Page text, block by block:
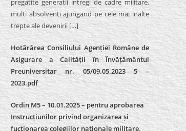
pregatite generatii intregi de cadre militare,
multi absolventi ajungand pe cele mai inalte
trepte ale devenirii […]
Hotărârea Consiliului Agenției Române de
Asigurare a Calității în Învățământul
Preuniversitar nr. 05/09.05.2023 5 –
2023.pdf
Ordin M5 – 10.01.2025 – pentru aprobarea
Instrucțiunilor privind organizarea și
fucționarea colegiilor naționale militare,